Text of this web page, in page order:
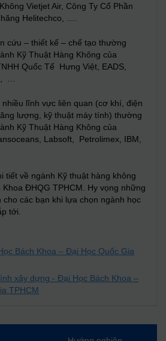
Vietjet Air, Công Ty Cổ Phần
Helitechco, ….
cứu – thiết kế – chế tạo thường
Kỹ Thuật Hàng Không của
Quốc Tế Hưng Việt, EADS,
…
lĩnh vực liên quan (cơ khí, điện
lượng, kỹ thuật máy tính) thường
Kỹ Thuật Hàng Không của
Labsoft, Petrolimex, IBM,
tiết về ngành Kỹ thuật hàng không
ĐHQG TPHCM. Hy vọng những
các bạn khi lựa chọn ngành học
tới.
Bách Khoa – Đại Học Quốc Gia
xây dựng - Đại Học Bách Khoa –
TPHCM